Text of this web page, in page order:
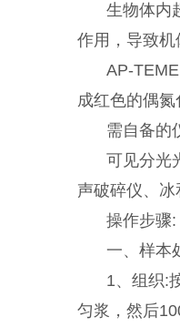
生物体内
作用，导致
AP-
成红色的偶
需自备的
可见分光
声破碎仪、
操作步骤:
一、样本
1、组织:
匀浆，然后